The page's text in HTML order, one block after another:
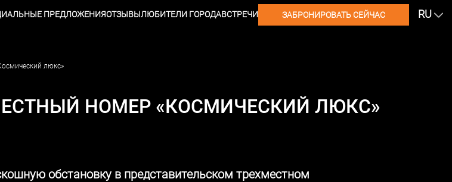
ПРЕДЛОЖЕНИЯОТЗЫВЫЛЮБИТЕЛИ ГОРОДАВСТРЕЧИ ЗАБРОНИРОВАТЬ СЕЙЧАС RU
люкс»
НОМЕР «КОСМИЧЕСКИЙ ЛЮКС»
обстановку в представительском трехместном